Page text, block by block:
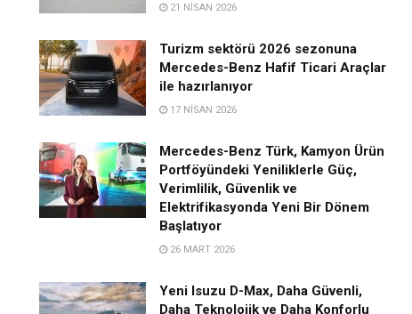
21 NISAN 2026
Turizm sektörü 2026 sezonuna
Mercedes-Benz Hafif Ticari Araçlar
ile hazırlanıyor
17 NISAN 2026
Mercedes-Benz Türk, Kamyon Ürün
Portföyündeki Yeniliklerle Güç,
Verimlilik, Güvenlik ve
Elektrifikasyonda Yeni Bir Dönem
Başlatıyor
26 MART 2026
Yeni Isuzu D-Max, Daha Güvenli,
Daha Teknolojik ve Daha Konforlu